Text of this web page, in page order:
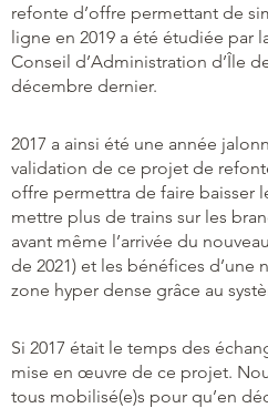
refonte d’offre permettant de
ligne en 2019 a été étudiée par
Conseil d’Administration d’Île
décembre dernier.
2017 a ainsi été une année
validation de ce projet de
offre permettra de faire baisser
mettre plus de trains sur les
avant même l’arrivée du
de 2021) et les bénéfices
zone hyper dense grâce au
Si 2017 était le temps des
mise en œuvre de ce projet.
tous mobilisé(e)s pour qu’en